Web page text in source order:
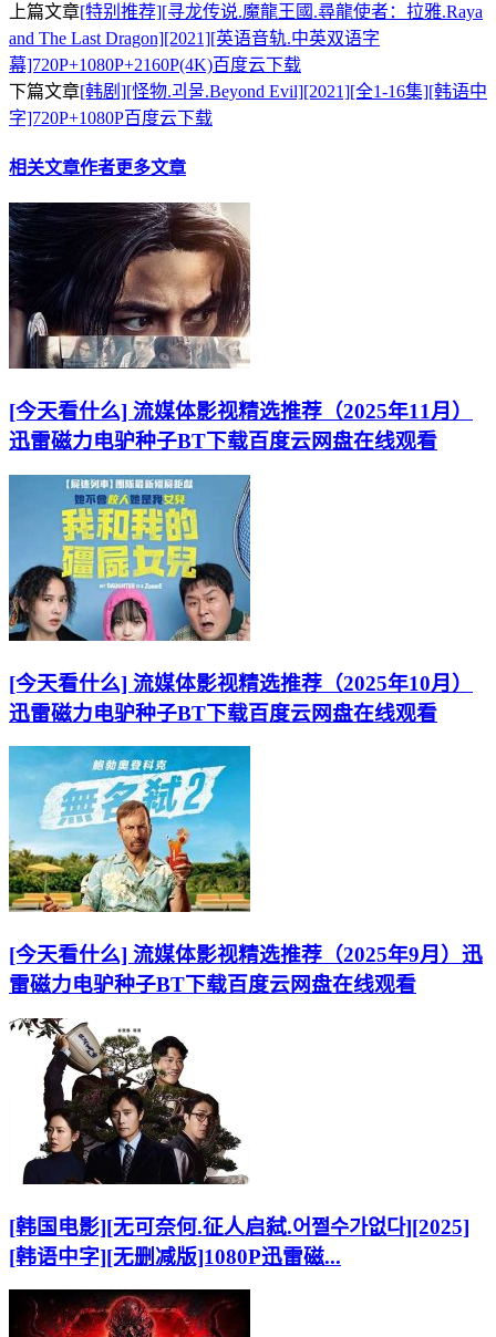
上篇文章[特别推荐][寻龙传说.魔龍王國.尋龍使者：拉雅.Raya
and The Last Dragon][2021][英语音轨.中英双语字
幕]720P+1080P+2160P(4K)百度云下载
下篇文章[韩剧][怪物.괴물.Beyond Evil][2021][全1-16集][韩语中
字]720P+1080P百度云下载
相关文章作者更多文章
[今天看什么] 流媒体影视精选推荐（2025年11月）
迅雷磁力电驴种子BT下载百度云网盘在线观看
[今天看什么] 流媒体影视精选推荐（2025年10月）
迅雷磁力电驴种子BT下载百度云网盘在线观看
[今天看什么] 流媒体影视精选推荐（2025年9月）迅
雷磁力电驴种子BT下载百度云网盘在线观看
[韩国电影][无可奈何.征人启弑.어쩔수가없다][2025]
[韩语中字][无删减版]1080P迅雷磁...